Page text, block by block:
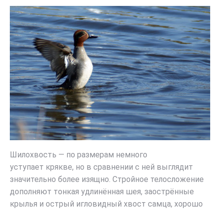
Шилохвость — по размерам немного
уступает крякве, но в сравнении с ней выглядит
значительно более изящно. Стройное телосложение
дополняют тонкая удлинённая шея, заострённые
крылья и острый игловидный хвост самца, хорошо